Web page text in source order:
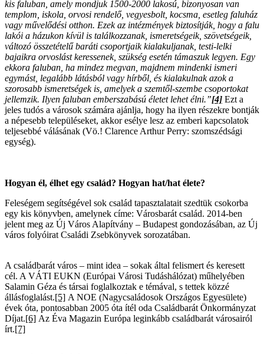
kis faluban, amely mondjuk 1500-2000 lakosú, bizonyosan van
templom, iskola, orvosi rendelő, vegyesbolt, kocsma, esetleg faluház
vagy művelődési otthon. Ezek az intézmények biztosítják, hogy a falu
lakói a házukon kívül is találkozzanak, ismeretségeik, szövetségeik,
változó összetételű baráti csoportjaik kialakuljanak, testi-lelki
bajaikra orvoslást keressenek, szükség esetén támaszuk legyen. Egy
ekkora faluban, ha mindez megvan, majdnem mindenki ismeri
egymást, legalább látásból vagy hírből, és kialakulnak azok a
szorosabb ismeretségek is, amelyek a szemtől-szembe csoportokat
jellemzik. Ilyen faluban emberszabású életet lehet élni.”[4] Ezt a
jeles tudós a városok számára ajánlja, hogy ha ilyen részekre bontják
a népesebb településeket, akkor esélye lesz az emberi kapcsolatok
teljesebbé válásának (Vö.! Clarence Arthur Perry: szomszédsági
egység).
Hogyan él, élhet egy család? Hogyan hat/hat élete?
Feleségem segítségével sok család tapasztalatait szedtük csokorba
egy kis könyvben, amelynek címe: Városbarát család. 2014-ben
jelent meg az Új Város Alapítvány – Budapest gondozásában, az Új
város folyóirat Családi Zsebkönyvek sorozatában.
A családbarát város – mint idea – sokak által felismert és keresett
cél. A VÁTI EUKN (Európai Városi Tudáshálózat) műhelyében
Salamin Géza és társai foglalkoztak e témával, s tettek közzé
állásfoglalást.[5] A NOE (Nagycsaládosok Országos Egyesülete)
évek óta, pontosabban 2005 óta ítél oda Családbarát Önkormányzat
Díjat.[6] Az Éva Magazin Európa leginkább családbarát városairól
írt.[7]